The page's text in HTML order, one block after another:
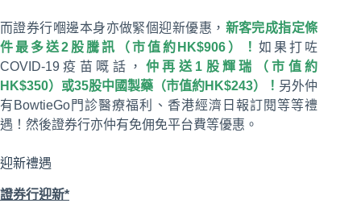
而證券行嗰邊本身亦做緊個迎新優惠， 新客完成指定條
件最多送2股騰訊（市值約HK$906）！如果打咗
COVID-19疫苗嘅話， 仲再送1股輝瑞（市值約
HK$350）或35股中國製藥（市值約HK$243）！ 另外仲
有BowtieGo門診醫療福利、香港經濟日報訂閱等等禮
遇！然後證券行亦仲有免佣免平台費等優惠。
迎新禮遇
證券行迎新*